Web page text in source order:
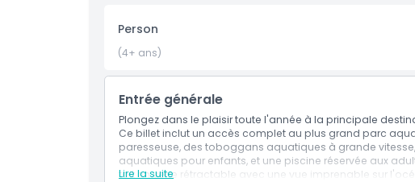
Points forts
Inclus
Politique enfant/adulte
Person
(4+ ans)
Entrée générale
Plongez dans le plaisir toute l'année à la principale
Ce billet inclut un accès complet au plus grand parc
paresseuse, des toboggans aquatiques à grande
aquatiques pour enfants, et une piscine réservée aux
toit en verre rétractable avec une vue imprenable sur
Lire la suite